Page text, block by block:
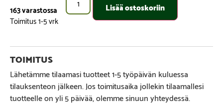
163 varastossa Lisää ostoskoriin
Lähetämme tilaamasi tuotteet 1-5 työpäivän kuluessa
tilauksenteon jälkeen. Jos toimitusaika jollekin tilaamallesi
tuotteelle on yli 5 päivää, olemme sinuun yhteydessä.